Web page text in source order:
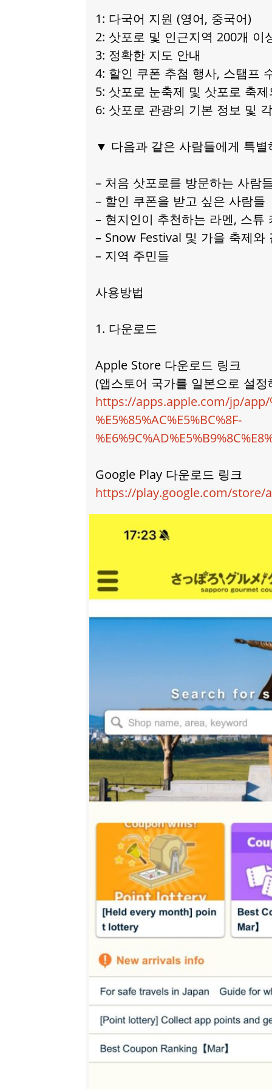
1: 다국어 지원 (영어, 중국어)
2: 삿포로 및 인근지역 200개
3: 정확한 지도 안내
4: 할인 쿠폰 추첨 행사, 스탬프
5: 삿포로 눈축제 및 삿포로 축
6: 삿포로 관광의 기본 정보 및
▼ 다음과 같은 사람들에게 특별
– 처음 삿포로를 방문하는 사람
– 할인 쿠폰을 받고 싶은 사람들
– 현지인이 추천하는 라멘, 스
– Snow Festival 및 가을 축제
– 지역 주민들
사용방법
1. 다운로드
Apple Store 다운로드 링크
(앱스토어 국가를 일본으로 설
https://apps.apple.com/jp/app/
%E5%85%AC%E5%BC%8F-
Google Play 다운로드 링크
https://play.google.com/store/